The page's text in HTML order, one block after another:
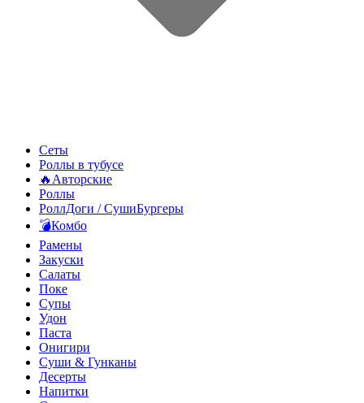
Сеты
Роллы в тубусе
🔥Авторские
Роллы
РоллДоги / СушиБургеры
💣Комбо
Рамены
Закуски
Салаты
Поке
Супы
Удон
Паста
Онигири
Суши & Гунканы
Десерты
Напитки